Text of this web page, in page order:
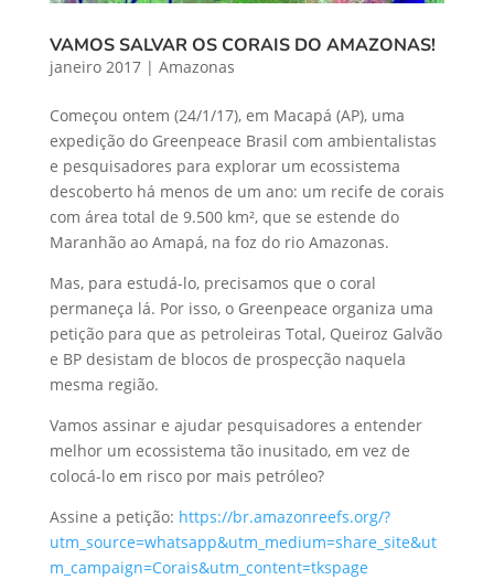
VAMOS SALVAR OS CORAIS DO AMAZONAS!
janeiro 2017| Amazonas
Começou ontem (24/1/17), em Macapá (AP), uma
expedição do Greenpeace Brasil com ambientalistas
e pesquisadores para explorar um ecossistema
descoberto há menos de um ano: um recife de corais
com área total de 9.500 km², que se estende do
Maranhão ao Amapá, na foz do rio Amazonas.
Mas, para estudá-lo, precisamos que o coral
permaneça lá. Por isso, o Greenpeace organiza uma
petição para que as petroleiras Total, Queiroz Galvão
e BP desistam de blocos de prospecção naquela
mesma região.
Vamos assinar e ajudar pesquisadores a entender
melhor um ecossistema tão inusitado, em vez de
colocá-lo em risco por mais petróleo?
Assine a petição: https://br.amazonreefs.org/?
utm_source=whatsapp&utm_medium=share_site&ut
m_campaign=Corais&utm_content=tkspage